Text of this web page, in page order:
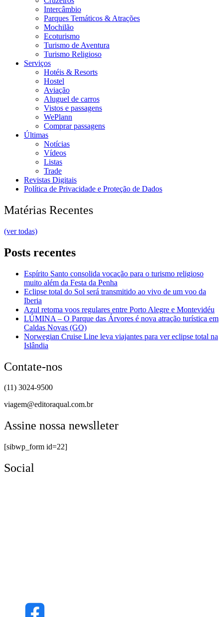
Intercâmbio
Parques Temáticos & Atrações
Mochilão
Ecoturismo
Turismo de Aventura
Turismo Religioso
Serviços
Hotéis & Resorts
Hostel
Aviação
Aluguel de carros
Vistos e passagens
WePlann
Comprar passagens
Últimas
Notícias
Vídeos
Listas
Trade
Revistas Digitais
Política de Privacidade e Proteção de Dados
Matérias Recentes
(ver todas)
Posts recentes
Espírito Santo consolida vocação para o turismo religioso
muito além da Festa da Penha
Eclipse total do Sol será transmitido ao vivo de um voo da
Iberia
Azul retoma voos regulares entre Porto Alegre e Montevidéu
LÚMINA – O Parque das Árvores é nova atração turística em
Caldas Novas (GO)
Norwegian Cruise Line leva viajantes para ver eclipse total na
Islândia
Contate-nos
(11) 3024-9500
viagem@editoraqual.com.br
Assine nossa newslleter
[sibwp_form id=22]
Social